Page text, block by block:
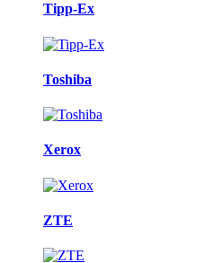
Tipp-Ex
Toshiba
Xerox
ZTE